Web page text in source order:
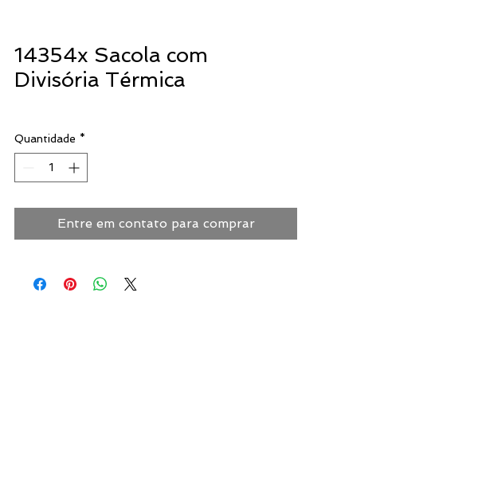
14354x Sacola com
Divisória Térmica
Quantidade *
Entre em contato para comprar